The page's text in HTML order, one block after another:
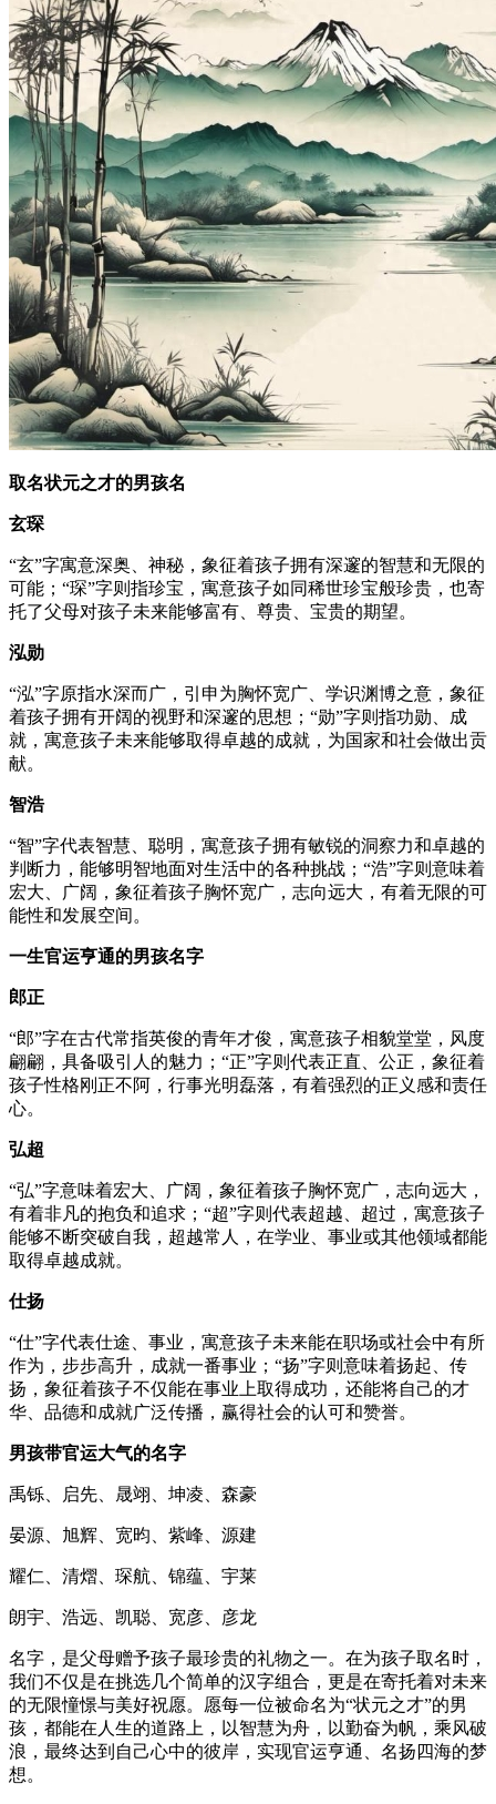
取名状元之才的男孩名
玄琛
“玄”字寓意深奥、神秘，象征着孩子拥有深邃的智慧和无限的
可能；“琛”字则指珍宝，寓意孩子如同稀世珍宝般珍贵，也寄
托了父母对孩子未来能够富有、尊贵、宝贵的期望。
泓勋
“泓”字原指水深而广，引申为胸怀宽广、学识渊博之意，象征
着孩子拥有开阔的视野和深邃的思想；“勋”字则指功勋、成
就，寓意孩子未来能够取得卓越的成就，为国家和社会做出贡
献。
智浩
“智”字代表智慧、聪明，寓意孩子拥有敏锐的洞察力和卓越的
判断力，能够明智地面对生活中的各种挑战；“浩”字则意味着
宏大、广阔，象征着孩子胸怀宽广，志向远大，有着无限的可
能性和发展空间。
一生官运亨通的男孩名字
郎正
“郎”字在古代常指英俊的青年才俊，寓意孩子相貌堂堂，风度
翩翩，具备吸引人的魅力；“正”字则代表正直、公正，象征着
孩子性格刚正不阿，行事光明磊落，有着强烈的正义感和责任
心。
弘超
“弘”字意味着宏大、广阔，象征着孩子胸怀宽广，志向远大，
有着非凡的抱负和追求；“超”字则代表超越、超过，寓意孩子
能够不断突破自我，超越常人，在学业、事业或其他领域都能
取得卓越成就。
仕扬
“仕”字代表仕途、事业，寓意孩子未来能在职场或社会中有所
作为，步步高升，成就一番事业；“扬”字则意味着扬起、传
扬，象征着孩子不仅能在事业上取得成功，还能将自己的才
华、品德和成就广泛传播，赢得社会的认可和赞誉。
男孩带官运大气的名字
禹铄、启先、晟翊、坤凌、森豪
晏源、旭辉、宽昀、紫峰、源建
耀仁、清熠、琛航、锦蕴、宇莱
朗宇、浩远、凯聪、宽彦、彦龙
名字，是父母赠予孩子最珍贵的礼物之一。在为孩子取名时，
我们不仅是在挑选几个简单的汉字组合，更是在寄托着对未来
的无限憧憬与美好祝愿。愿每一位被命名为“状元之才”的男
孩，都能在人生的道路上，以智慧为舟，以勤奋为帆，乘风破
浪，最终达到自己心中的彼岸，实现官运亨通、名扬四海的梦
想。